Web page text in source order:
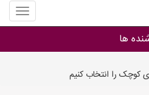
منوی
سایت
اداری
ها
ها
کوچک را انتخاب کنیم